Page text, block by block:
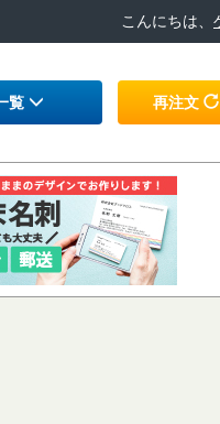
こんにちは、
覧 再注文